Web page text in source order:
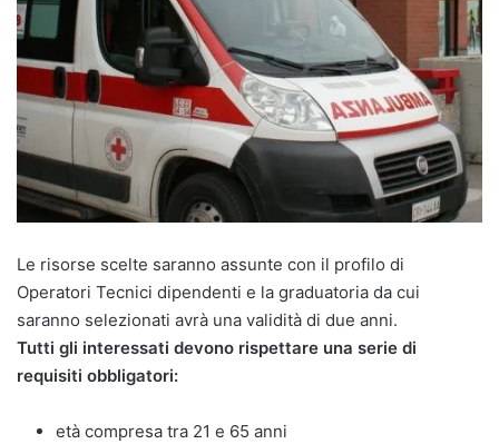
Le risorse scelte saranno assunte con il profilo di
Operatori Tecnici dipendenti e la graduatoria da cui
saranno selezionati avrà una validità di due anni.
Tutti gli interessati devono rispettare una serie di
requisiti obbligatori:
età compresa tra 21 e 65 anni